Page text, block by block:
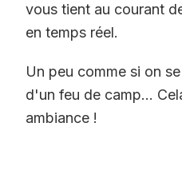
vous tient au courant
en temps réel.
Un peu comme si on
d'un feu de camp...
ambiance !